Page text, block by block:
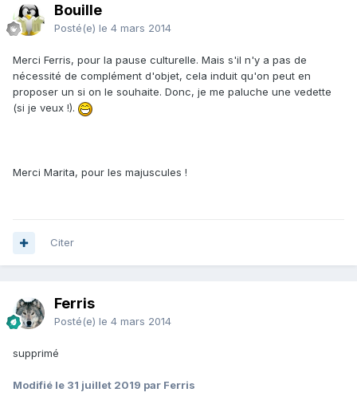
Bouille
Posté(e) le 4 mars 2014
Merci Ferris, pour la pause culturelle. Mais s'il n'y a pas de
nécessité de complément d'objet, cela induit qu'on peut en
proposer un si on le souhaite. Donc, je me paluche une vedette
(si je veux !).
Merci Marita, pour les majuscules !
Citer
Ferris
Posté(e) le 4 mars 2014
supprimé
Modifié le 31 juillet 2019 par Ferris